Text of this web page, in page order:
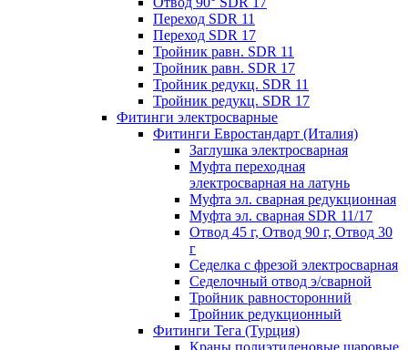
Переход SDR 11
Переход SDR 17
Тройник равн. SDR 11
Тройник равн. SDR 17
Тройник редукц. SDR 11
Тройник редукц. SDR 17
Фитинги электросварные
Фитинги Евростандарт (Италия)
Заглушка электросварная
Муфта переходная
электросварная на латунь
Муфта эл. cварная редукционная
Муфта эл. сварная SDR 11/17
Отвод 45 г, Отвод 90 г, Отвод 30
г
Седелка с фрезой электросварная
Седелочный отвод э/сварной
Тройник равносторонний
Тройник редукционный
Фитинги Тега (Турция)
Краны полиэтиленовые шаровые